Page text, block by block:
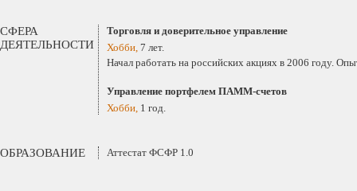
СФЕРА
ДЕЯТЕЛЬНОСТИ
Торговля и доверительное управление
Хобби, 7 лет.
Начал работать на российских акциях в 2006 году.
Управление портфелем ПАММ-счетов
Хобби, 1 год.
ОБРАЗОВАНИЕ Аттестат ФСФР 1.0